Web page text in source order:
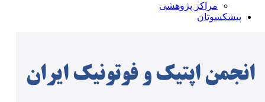
مراکز پژوهشی
پیشکسوتان